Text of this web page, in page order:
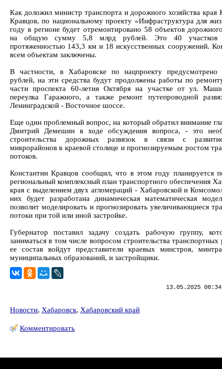
Как доложил министр транспорта и дорожного хозяйства края
Кравцов, по национальному проекту «Инфраструктура для
году в регионе будет отремонтировано 58 объектов
на общую сумму 5,8 млрд рублей. Это 40 участков
протяженностью 143,3 км и 18 искусственных сооружений.
всем объектам заключены.
В частности, в Хабаровске по нацпроекту
рублей, на эти средства будут продолжены работы по
части проспекта 60-летия Октября на участке от ул.
переулка Гаражного, а также ремонт путепроводной
Ленинградской - Восточное шоссе.
Еще один проблемный вопрос, на который обратил внимание
Дмитрий Демешин в ходе обсуждения вопроса, - это
строительства дорожных развязок в связи с
микрорайонов в краевой столице и прогнозируемым ростом
потоков.
Константин Кравцов сообщил, что в этом году планируется
региональный комплексный план транспортного обеспечения
края с выделением двух агломераций - Хабаровской и
них будет разработана динамическая математическая
позволит моделировать и прогнозировать увеличивающиеся
потоки при той или иной застройке.
Губернатор поставил задачу создать рабочую группу,
заниматься в том числе вопросом строительства транспортных
ее состав войдут представители краевых минстроя,
муниципальных образований, и застройщики.
13.05.2025
Новости, Хабаровск, Хабаровский край
Комментировать